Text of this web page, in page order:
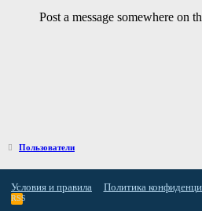
Post a message somewhere on
Пользователи
Условия и правила Политика
RSS